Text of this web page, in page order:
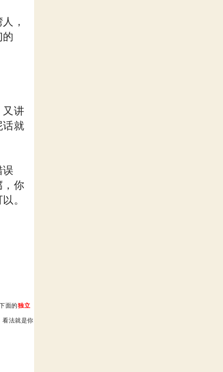
，
又讲
话就
误
，你
。
面的独立
看法就是你